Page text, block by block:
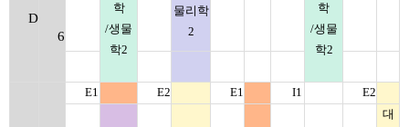
D
학
/생물
학2
학
/생물
학2
6
물리학
2
E1 E2 E1 I1 E2
대